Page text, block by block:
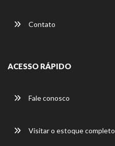
Contato
ACESSO RÁPIDO
Fale conosco
Visitar o estoque completo